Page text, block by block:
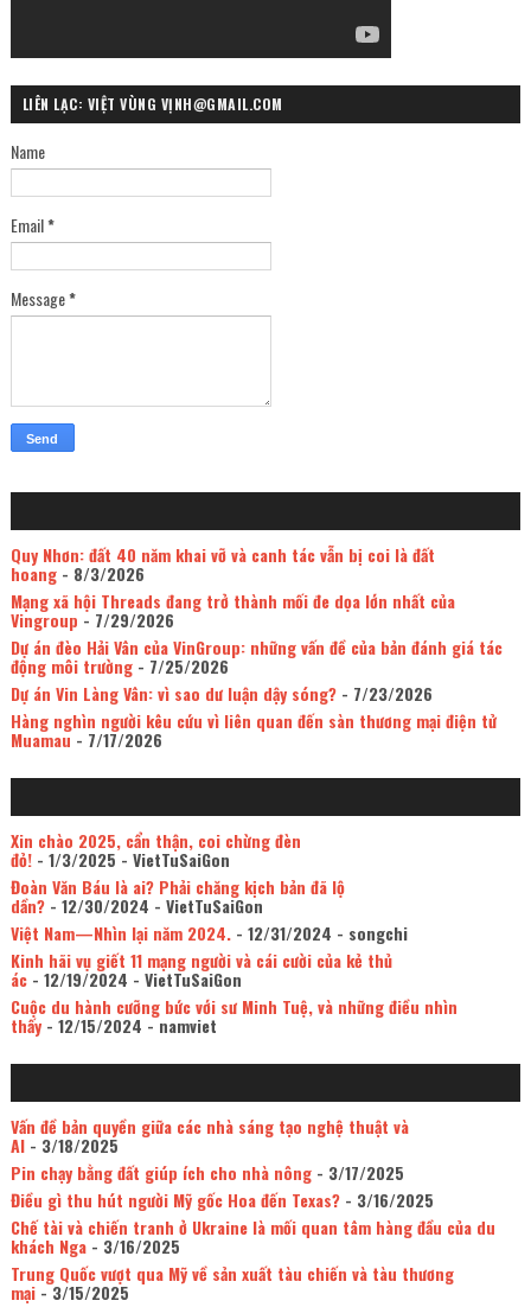
LIÊN LẠC: VIỆT VÙNG VỊNH@GMAIL.COM
Name
Email*
Message*
Quy Nhơn: đất 40 năm khai vỡ và canh tác vẫn bị coi là đất
hoang- 8/3/2026
Mạng xã hội Threads đang trở thành mối đe dọa lớn nhất của
Vingroup - 7/29/2026
Dự án đèo Hải Vân của VinGroup: những vấn đề của bản đánh giá tác
động môi trường- 7/25/2026
Dự án Vin Làng Vân: vì sao dư luận dậy sóng?- 7/23/2026
Hàng nghìn người kêu cứu vì liên quan đến sàn thương mại điện tử
Muamau- 7/17/2026
Xin chào 2025, cẩn thận, coi chừng đèn
đỏ!- 1/3/2025 - VietTuSaiGon
Đoàn Văn Báu là ai? Phải chăng kịch bản đã lộ
dần?- 12/30/2024 - VietTuSaiGon
Việt Nam—Nhìn lại năm 2024.- 12/31/2024 - songchi
Kinh hãi vụ giết 11 mạng người và cái cười của kẻ thủ
ác- 12/19/2024 - VietTuSaiGon
Cuộc du hành cưỡng bức với sư Minh Tuệ, và những điều nhìn
thấy- 12/15/2024 - namviet
Vấn đề bản quyền giữa các nhà sáng tạo nghệ thuật và
AI- 3/18/2025
Pin chạy bằng đất giúp ích cho nhà nông- 3/17/2025
Điều gì thu hút người Mỹ gốc Hoa đến Texas?- 3/16/2025
Chế tài và chiến tranh ở Ukraine là mối quan tâm hàng đầu của du
khách Nga- 3/16/2025
Trung Quốc vượt qua Mỹ về sản xuất tàu chiến và tàu thương
mại- 3/15/2025